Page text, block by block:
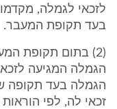
לזכאי לגמלה,
בעד תקופת המעבר.
(2) בתום תקופת
הגמלה המגיעה
הגמלה בעד תקופה